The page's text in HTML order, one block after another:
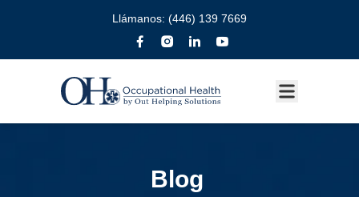
Llámanos: (446) 139 7669
Blog